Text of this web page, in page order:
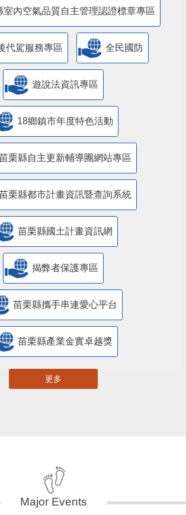
室內空氣品質自主管理認證標章專區
代駕服務專區 全民國防
遊說法資訊專區
18鄉鎮市年度特色活動
栗縣自主更新輔導團網站專區
栗縣都市計畫資訊暨查詢系統
苗栗縣國土計畫資訊網
揭弊者保護專區
苗栗縣攜手串連愛心平台
苗栗縣產業金實卓越獎
更多